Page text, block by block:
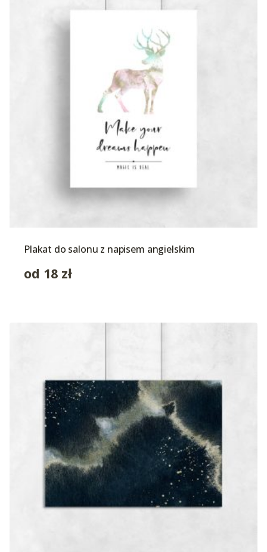
Plakat do salonu z napisem angielskim
od 18 zł